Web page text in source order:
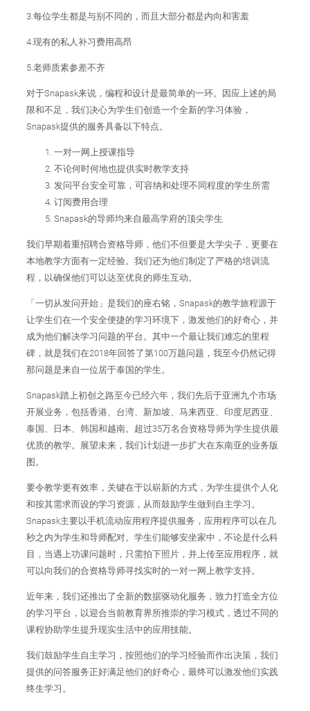
3.每位学生都是与别不同的，而且大部分都是内向和害羞
4.现有的私人补习费用高昂
5.老师质素参差不齐
对于Snapask来说，编程和设计是最简单的一环。因应上述的局
限和不足，我们决心为学生们创造一个全新的学习体验，
Snapask提供的服务具备以下特点。
一对一网上授课指导
不论何时何地也提供实时教学支持
发问平台安全可靠，可容纳和处理不同程度的学生所需
订阅费用合理
Snapask的导师均来自最高学府的顶尖学生
我们早期着重招聘合资格导师，他们不但要是大学尖子，更要在
本地教学方面有一定经验。我们还为他们制定了严格的培训流
程，以确保他们可以达至优良的师生互动。
「一切从发问开始」是我们的座右铭，Snapask的教学旅程源于
让学生们在一个安全便捷的学习环境下，激发他们的好奇心，并
成为他们解决学习问题的平台。其中一个最让我们难忘的里程
碑，就是我们在2018年回答了第100万题问题，我至今仍然记得
那问题是来自一位居于泰国的学生。
Snapask踏上初创之路至今已经六年，我们先后于亚洲九个市场
开展业务，包括香港、台湾、新加坡、马来西亚、印度尼西亚、
泰国、日本、韩国和越南。超过35万名合资格导师为学生提供最
优质的教学。展望未来，我们计划进一步扩大在东南亚的业务版
图。
要令教学更有效率，关键在于以崭新的方式，为学生提供个人化
和按其需求而设的学习资源，从而鼓励学生做到自主学习。
Snapask主要以手机流动应用程序提供服务，应用程序可以在几
秒之内为学生和导师配对。学生们能够安坐家中，不论是什么科
目，当遇上功课问题时，只需拍下照片，并上传至应用程序，就
可以向我们的合资格导师寻找实时的一对一网上教学支持。
近年来，我们还推出了全新的数据驱动化服务，致力打造全方位
的学习平台，以迎合当前教育界所推崇的学习模式，透过不同的
课程协助学生提升现实生活中的应用技能。
我们鼓励学生自主学习，按照他们的学习经验而作出决策，我们
提供的问答服务正好满足他们的好奇心，最终可以激发他们实践
终生学习。